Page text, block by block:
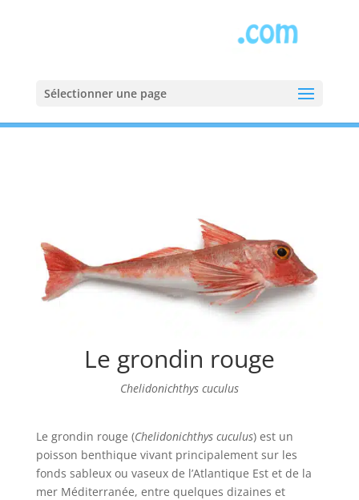
Sélectionner une page
Le grondin rouge
Chelidonichthys cuculus
Le grondin rouge (Chelidonichthys cuculus) est un
poisson benthique vivant principalement sur les
fonds sableux ou vaseux de l’Atlantique Est et de la
mer Méditerranée, entre quelques dizaines et